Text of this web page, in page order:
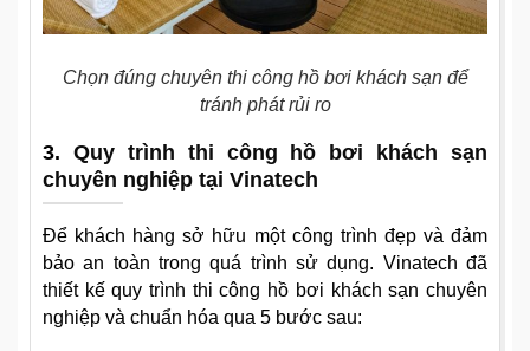
Chọn đúng chuyên thi công hồ bơi khách sạn để
tránh phát rủi ro
3. Quy trình thi công hồ bơi khách sạn
chuyên nghiệp tại Vinatech
Để khách hàng sở hữu một công trình đẹp và đảm
bảo an toàn trong quá trình sử dụng. Vinatech đã
thiết kế quy trình thi công hồ bơi khách sạn chuyên
nghiệp và chuẩn hóa qua 5 bước sau: